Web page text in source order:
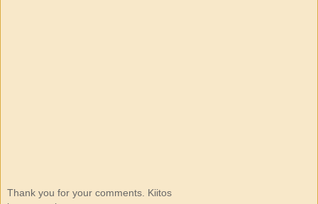
Thank you for your comments. Kiitos